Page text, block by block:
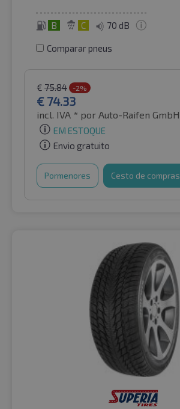
B C 70 dB
Comparar pneus
€ 75.84 -2%
€ 74.33
incl. IVA * por Auto-Raifen GmbH
EM ESTOQUE
Envio gratuito
Pormenores Cesto de compras